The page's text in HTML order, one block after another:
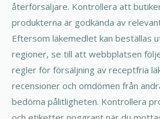
återförsäljare. Kontrollera att
produkterna är godkända av
Eftersom läkemedlet kan beställas
regioner, se till att webbplatsen
regler för försäljning av receptfria
recensioner och omdömen från
bedöma pålitligheten. Kontrollera